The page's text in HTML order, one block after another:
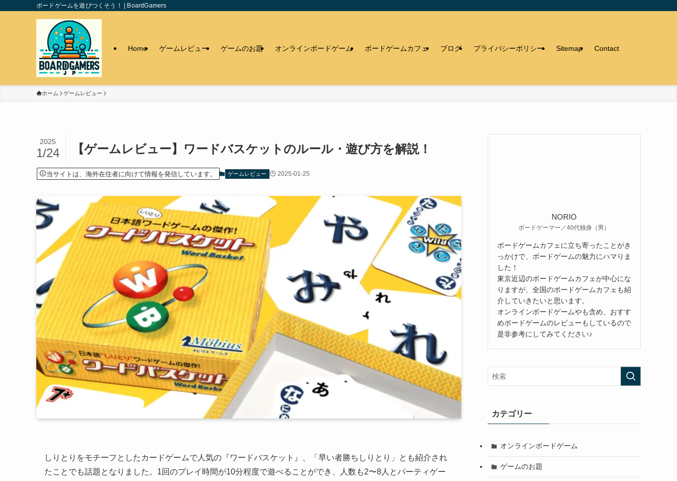
ボードゲームを遊びつくそう！ | BoardGamers
Home ゲームレビュー ゲームのお題 オンラインボードゲーム ボードゲームカフェ ブログ プライバシーポリシー Sitemap Contact
ホーム ゲームレビュー
【ゲームレビュー】ワードバスケットのルール・遊び方を解説！
2025
1/24
当サイトは、海外在住者に向けて情報を発信しています。 ゲームレビュー 2025-01-25
しりとりをモチーフとしたカードゲームで人気の『ワードバスケット』、「早い者勝ちしりとり」とも紹介され
たことでも話題となりました。1回のプレイ時間が10分程度で遊べることができ、人数も2〜8人とパーティゲー
NORIO
ボードゲーマー／40代独身（男）
ボードゲームカフェに立ち寄ったことがき
っかけで、ボードゲームの魅力にハマりま
した！
東京近辺のボードゲームカフェが中心にな
りますが、全国のボードゲームカフェも紹
介していきたいと思います。
オンラインボードゲームやも含め、おすす
めボードゲームのレビューもしているので
是非参考にしてみてください♪
カテゴリー
オンラインボードゲーム
ゲームのお題